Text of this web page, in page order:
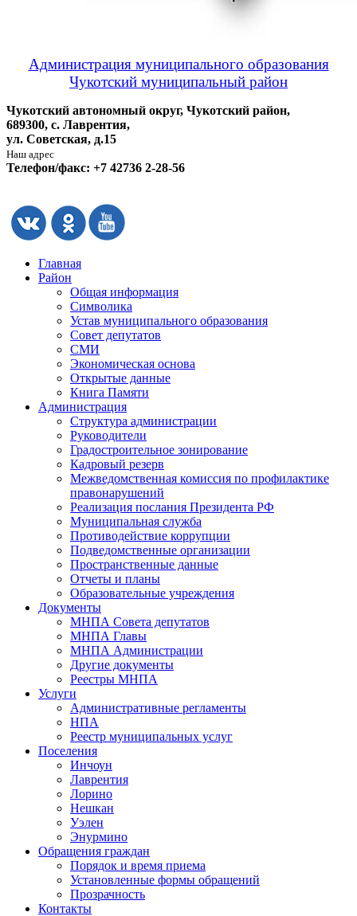
Администрация муниципального образования
Чукотский муниципальный район
Чукотский автономный округ, Чукотский район,
689300, с. Лаврентия,
ул. Советская, д.15
Наш адрес
Телефон/факс: +7 42736 2-28-56
Главная
Район
Общая информация
Символика
Устав муниципального образования
Совет депутатов
СМИ
Экономическая основа
Открытые данные
Книга Памяти
Администрация
Структура администрации
Руководители
Градостроительное зонирование
Кадровый резерв
Межведомственная комиссия по профилактике
правонарушений
Реализация послания Президента РФ
Муниципальная служба
Противодействие коррупции
Подведомственные организации
Пространственные данные
Отчеты и планы
Образовательные учреждения
Документы
МНПА Совета депутатов
МНПА Главы
МНПА Администрации
Другие документы
Реестры МНПА
Услуги
Административные регламенты
НПА
Реестр муниципальных услуг
Поселения
Инчоун
Лаврентия
Лорино
Нешкан
Уэлен
Энурмино
Обращения граждан
Порядок и время приема
Установленные формы обращений
Прозрачность
Контакты